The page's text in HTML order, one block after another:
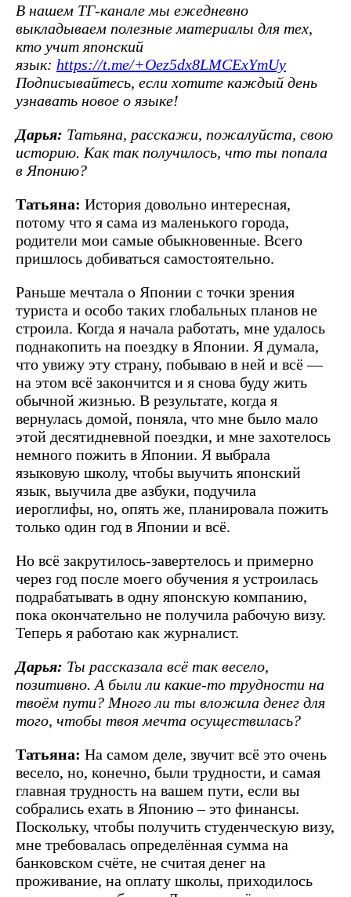
В нашем ТГ-канале мы ежедневно
выкладываем полезные материалы для тех,
кто учит японский
язык: https://t.me/+Oez5dx8LMCExYmUy
Подписывайтесь, если хотите каждый день
узнавать новое о языке!
Дарья: Татьяна, расскажи, пожалуйста, свою
историю. Как так получилось, что ты попала
в Японию?
Татьяна: История довольно интересная,
потому что я сама из маленького города,
родители мои самые обыкновенные. Всего
пришлось добиваться самостоятельно.
Раньше мечтала о Японии с точки зрения
туриста и особо таких глобальных планов не
строила. Когда я начала работать, мне удалось
поднакопить на поездку в Японии. Я думала,
что увижу эту страну, побываю в ней и всё —
на этом всё закончится и я снова буду жить
обычной жизнью. В результате, когда я
вернулась домой, поняла, что мне было мало
этой десятидневной поездки, и мне захотелось
немного пожить в Японии. Я выбрала
языковую школу, чтобы выучить японский
язык, выучила две азбуки, подучила
иероглифы, но, опять же, планировала пожить
только один год в Японии и всё.
Но всё закрутилось-завертелось и примерно
через год после моего обучения я устроилась
подрабатывать в одну японскую компанию,
пока окончательно не получила рабочую визу.
Теперь я работаю как журналист.
Дарья: Ты рассказала всё так весело,
позитивно. А были ли какие-то трудности на
твоём пути? Много ли ты вложила денег для
того, чтобы твоя мечта осуществилась?
Татьяна: На самом деле, звучит всё это очень
весело, но, конечно, были трудности, и самая
главная трудность на вашем пути, если вы
собрались ехать в Японию – это финансы.
Поскольку, чтобы получить студенческую визу,
мне требовалась определённая сумма на
банковском счёте, не считая денег на
проживание, на оплату школы, приходилось